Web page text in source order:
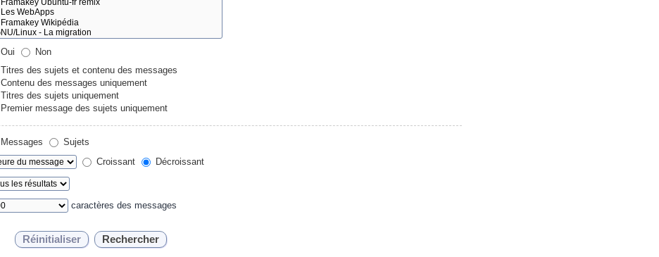
Oui
Non
Titres des sujets et contenu des messages
Contenu des messages uniquement
Titres des sujets uniquement
Premier message des sujets uniquement
Messages
Sujets
Croissant
Décroissant
caractères des messages